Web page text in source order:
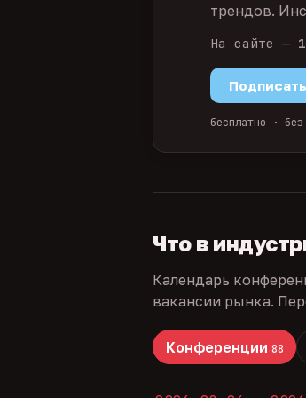
трендов.
На сайте —
бесплатно ·
Что в
Календарь
вакансии рынка.
Конференции 88